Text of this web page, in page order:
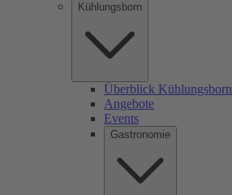
Kühlungsborn
Überblick Kühlungsborn
Angebote
Events
Gastronomie